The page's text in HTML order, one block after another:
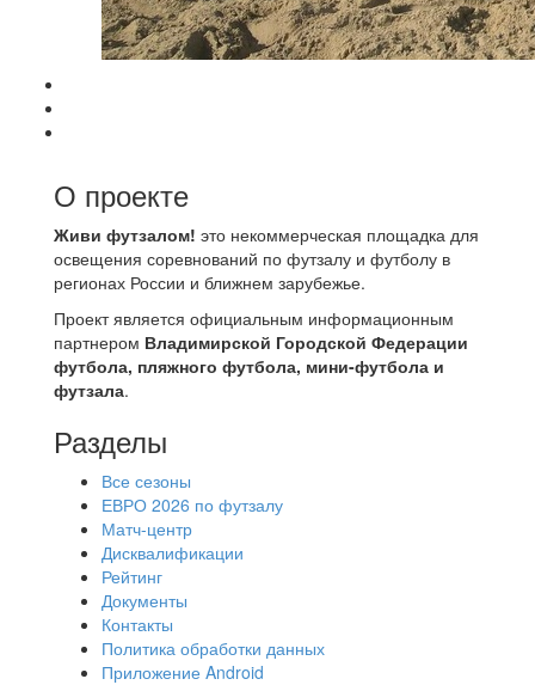
О проекте
Живи футзалом! это некоммерческая площадка для
освещения соревнований по футзалу и футболу в
регионах России и ближнем зарубежье.
Проект является официальным информационным
партнером Владимирской Городской Федерации
футбола, пляжного футбола, мини-футбола и
футзала.
Разделы
Все сезоны
ЕВРО 2026 по футзалу
Матч-центр
Дисквалификации
Рейтинг
Документы
Контакты
Политика обработки данных
Приложение Android